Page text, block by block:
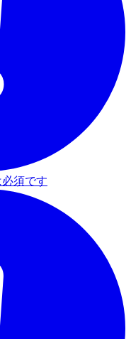
須です